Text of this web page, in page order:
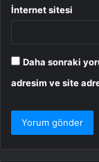
İnternet sitesi
Daha sonraki
adresim ve site